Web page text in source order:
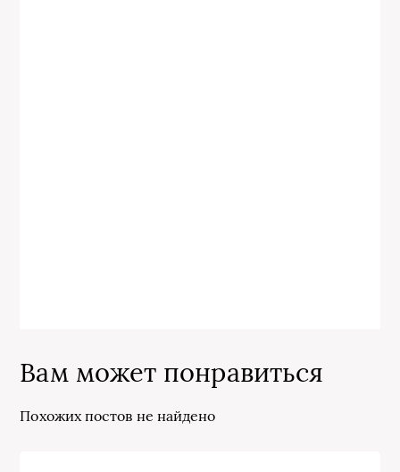
Вам может понравиться
Похожих постов не найдено